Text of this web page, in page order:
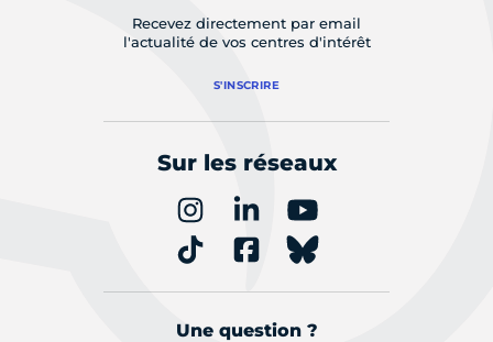
Recevez directement par email
l'actualité de vos centres d'intérêt
S'INSCRIRE
Sur les réseaux
Une question ?